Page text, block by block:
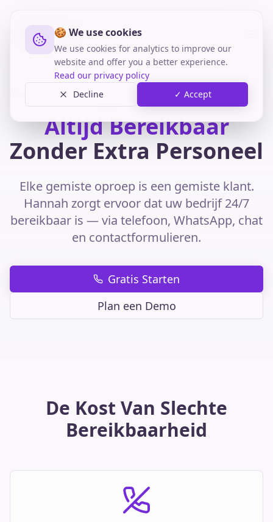
🍪 We use cookies
We use cookies for analytics to improve our
website and offer you a better experience.
Read our privacy policy
Decline
✓ Accept
Telefoon Bereikbaarheid
Altijd Bereikbaar
Zonder Extra Personeel
Elke gemiste oproep is een gemiste klant.
Hannah zorgt ervoor dat uw bedrijf 24/7
bereikbaar is — via telefoon, WhatsApp, chat
en contactformulieren.
Gratis Starten
Plan een Demo
De Kost Van Slechte
Bereikbaarheid